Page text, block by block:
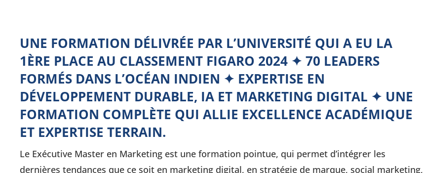
UNE FORMATION DÉLIVRÉE PAR L’UNIVERSITÉ QUI A EU LA
1ÈRE PLACE AU CLASSEMENT FIGARO 2024 ✦ 70 LEADERS
FORMÉS DANS L’OCÉAN INDIEN ✦ EXPERTISE EN
DÉVELOPPEMENT DURABLE, IA ET MARKETING DIGITAL ✦ UNE
FORMATION COMPLÈTE QUI ALLIE EXCELLENCE ACADÉMIQUE
ET EXPERTISE TERRAIN.
Le Exécutive Master en Marketing est une formation pointue, qui permet d’intégrer les
dernières tendances que ce soit en marketing digital, en stratégie de marque, social marketing,